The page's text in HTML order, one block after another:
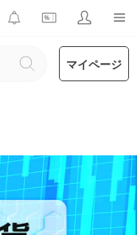
マイページ